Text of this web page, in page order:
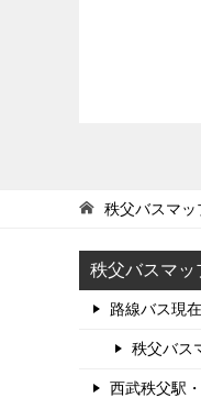
秩父バスマッ
秩父バスマッ
路線バス現
秩父バス
西武秩父駅